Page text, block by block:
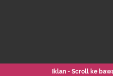
Iklan - Scroll ke